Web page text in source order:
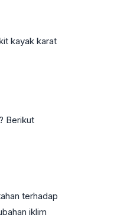
kayak karat
Berikut
terhadap
iklim